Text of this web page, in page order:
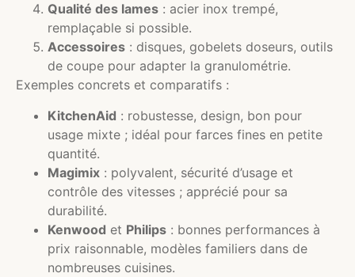
Qualité des lames : acier inox trempé,
remplaçable si possible.
Accessoires : disques, gobelets doseurs, outils
de coupe pour adapter la granulométrie.
Exemples concrets et comparatifs :
KitchenAid : robustesse, design, bon pour
usage mixte ; idéal pour farces fines en petite
quantité.
Magimix : polyvalent, sécurité d’usage et
contrôle des vitesses ; apprécié pour sa
durabilité.
Kenwood et Philips : bonnes performances à
prix raisonnable, modèles familiers dans de
nombreuses cuisines.